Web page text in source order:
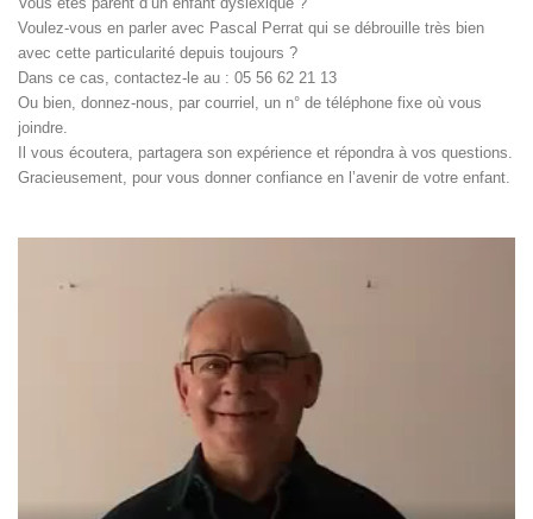
Voulez-vous en parler avec Pascal Perrat qui se débrouille très bien
avec cette particularité depuis toujours ?
Dans ce cas, contactez-le au : 05 56 62 21 13
Ou bien, donnez-nous, par courriel, un n° de téléphone fixe où vous
joindre.
Il vous écoutera, partagera son expérience et répondra à vos questions.
Gracieusement, pour vous donner confiance en l’avenir de votre enfant.